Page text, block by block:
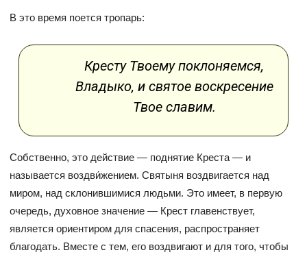
В это время поется тропарь:
Кресту Твоему поклоняемся,
Владыко, и святое воскресение
Твое славим.
Собственно, это действие — поднятие Креста — и
называется воздви́жением. Святыня воздвигается над
миром, над склонившимися людьми. Это имеет, в первую
очередь, духовное значение — Крест главенствует,
является ориентиром для спасения, распространяет
благодать. Вместе с тем, его воздвигают и для того, чтобы